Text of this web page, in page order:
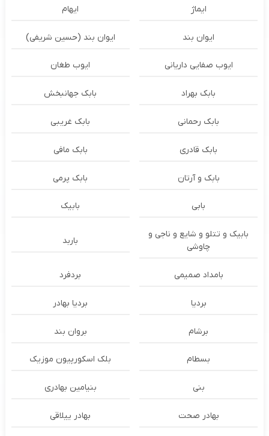
ایماژ ایهام
ایوان بند ایوان بند (حسین شریفی)
ایوب صفایی داریانی ایوب طغان
بابک بهراد بابک جهانبخش
بابک رحمانی بابک غریبی
بابک قادری بابک مافی
بابک و آرتان بابک پرمی
بابی بابیک
بابیک و تتلو و شایع و ناجی و
چاوشی
باربد
بامداد صمیمی بردفرد
بردیا بردیا بهادر
برشام بروان بند
بسطام بلک اسکورپیون موزیک
بنی بنیامین بهادری
بهادر صحت بهادر ییلاقی